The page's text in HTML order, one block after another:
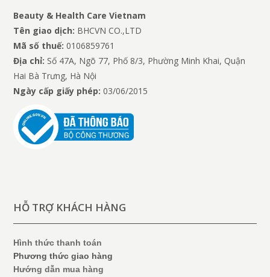
Beauty & Health Care Vietnam
Tên giao dịch: BHCVN CO.,LTD
Mã số thuế:0106859761
Địa chỉ: Số 47A, Ngõ 77, Phố 8/3, Phường Minh Khai, Quận
Hai Bà Trưng, Hà Nội
Ngày cấp giấy phép: 03/06/2015
HỖ TRỢ KHÁCH HÀNG
Hình thức thanh toán
Phương thức giao hàng
Hướng dẫn mua hàng